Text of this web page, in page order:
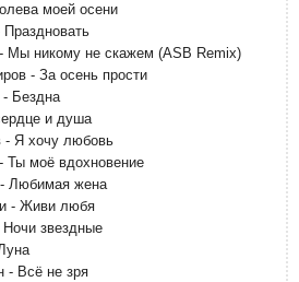
моей осени
Мы никому не скажем (ASB Remix)
- За осень прости
- Бездна
и душа
- Я хочу любовь
Ты моё вдохновение
- Любимая жена
- Живи любя
звездные
- Всё не зря